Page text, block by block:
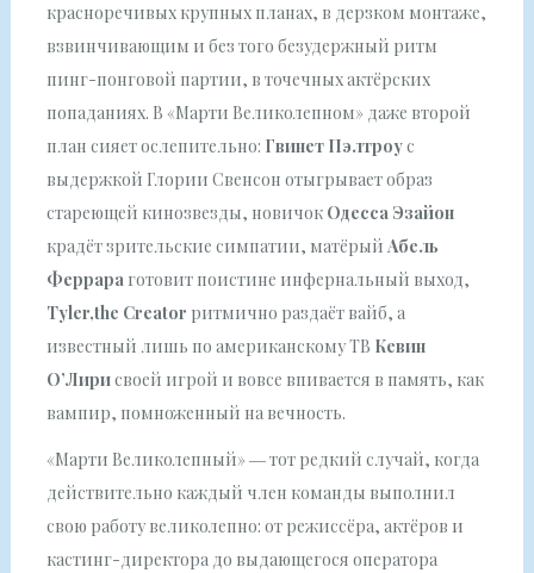
красноречивых крупных планах, в дерзком монтаже,
взвинчивающим и без того безудержный ритм
пинг-понговой партии, в точечных актёрских
попаданиях. В «Марти Великолепном» даже второй
план сияет ослепительно: Гвинет Пэлтроус
выдержкой Глории Свенсон отыгрывает образ
стареющей кинозвезды, новичок Одесса Эзайон
крадёт зрительские симпатии, матёрый Абель
Феррараготовит поистине инфернальный выход,
Tyler,the Creator ритмично раздаёт вайб, а
известный лишь по американскому ТВ Кевин
О’Лирисвоей игрой и вовсе впивается в память, как
вампир, помноженный на вечность.
«Марти Великолепный» ― тот редкий случай, когда
действительно каждый член команды выполнил
свою работу великолепно: от режиссёра, актёров и
кастинг-директора до выдающегося оператора